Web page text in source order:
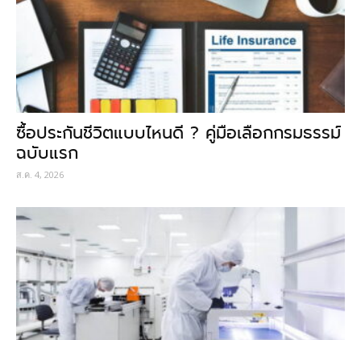
ซื้อประกันชีวิตแบบไหนดี ? คู่มือเลือกกรมธรรม์
ฉบับแรก
ส.ค. 4, 2026